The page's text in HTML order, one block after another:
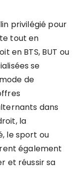
privilégié pour
tout en
en BTS, BUT ou
se
de
dans
la
le sport ou
également
et réussir sa